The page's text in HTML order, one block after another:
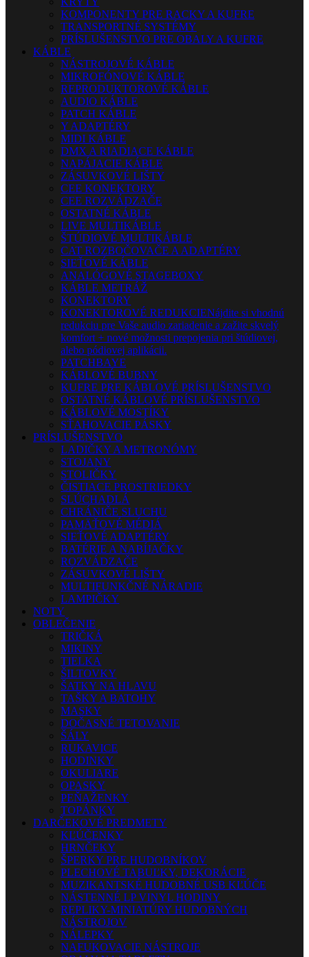
KOMPONENTY PRE RACKY A KUFRE
TRANSPORTNÉ SYSTÉMY
PRÍSLUŠENSTVO PRE OBALY A KUFRE
KÁBLE
NÁSTROJOVÉ KÁBLE
MIKROFÓNOVÉ KÁBLE
REPRODUKTOROVÉ KÁBLE
AUDIO KÁBLE
PATCH KÁBLE
Y ADAPTÉRY
MIDI KÁBLE
DMX A RIADIACE KÁBLE
NAPÁJACIE KÁBLE
ZÁSUVKOVÉ LIŠTY
CEE KONEKTORY
CEE ROZVÁDZAČE
OSTATNÉ KÁBLE
LIVE MULTIKÁBLE
ŠTÚDIOVÉ MULTIKÁBLE
CAT ROZBOČOVAČE A ADAPTÉRY
SIEŤOVÉ KÁBLE
ANALÓGOVÉ STAGEBOXY
KÁBLE METRÁŽ
KONEKTORY
KONEKTOROVÉ REDUKCIENájdite si vhodnú
redukciu pre Vaše audio zariadenie a zažite skvelý
komfort + nové možnosti prepojenia pri štúdiovej,
alebo pódiovej aplikácii.
PATCHBAYE
KÁBLOVÉ BUBNY
KUFRE PRE KÁBLOVÉ PRÍSLUŠENSTVO
OSTATNÉ KÁBLOVÉ PRÍSLUŠENSTVO
KÁBLOVÉ MOSTÍKY
SŤAHOVACIE PÁSKY
PRÍSLUŠENSTVO
LADIČKY A METRONÓMY
STOJANY
STOLIČKY
ČISTIACE PROSTRIEDKY
SLÚCHADLÁ
CHRÁNIČE SLUCHU
PAMÄŤOVÉ MÉDIÁ
SIEŤOVÉ ADAPTÉRY
BATÉRIE A NABÍJAČKY
ROZVÁDZAČE
ZÁSUVKOVÉ LIŠTY
MULTIFUNKČNÉ NÁRADIE
LAMPIČKY
NOTY
OBLEČENIE
TRIČKÁ
MIKINY
TIELKA
ŠILTOVKY
ŠATKY NA HLAVU
TAŠKY A BATOHY
MASKY
DOČASNÉ TETOVANIE
ŠÁLY
RUKAVICE
HODINKY
OKULIARE
OPASKY
PEŇAŽENKY
TOPÁNKY
DARČEKOVÉ PREDMETY
KĽÚČENKY
HRNČEKY
ŠPERKY PRE HUDOBNÍKOV
PLECHOVÉ TABUĽKY, DEKORÁCIE
MUZIKANTSKÉ HUDOBNÉ USB KĽÚČE
NÁSTENNÉ LP VINYL HODINY
REPLIKY-MINIATÚRY HUDOBNÝCH
NÁSTROJOV
NÁLEPKY
NAFUKOVACIE NÁSTROJE